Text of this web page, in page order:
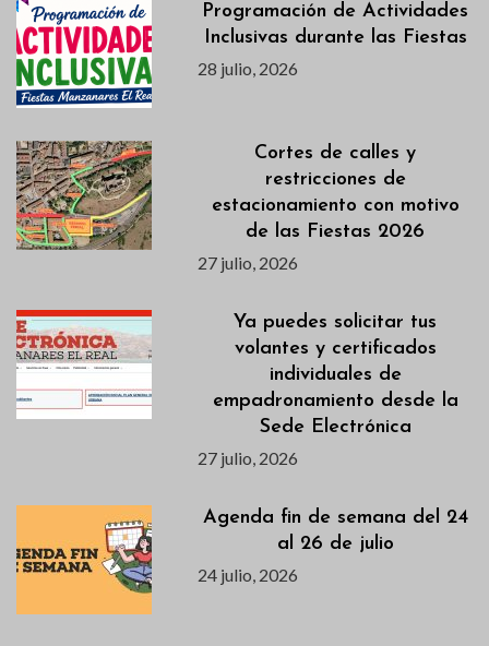
Programación de Actividades
Inclusivas durante las Fiestas
28 julio, 2026
Cortes de calles y
restricciones de
estacionamiento con motivo
de las Fiestas 2026
27 julio, 2026
Ya puedes solicitar tus
volantes y certificados
individuales de
empadronamiento desde la
Sede Electrónica
27 julio, 2026
Agenda fin de semana del 24
al 26 de julio
24 julio, 2026